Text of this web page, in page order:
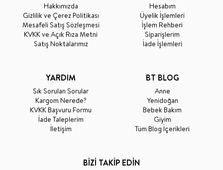
Hakkımızda
Gizlilik ve Çerez Politikası
Mesafeli Satış Sözleşmesi
KVKK ve Açık Rıza Metni
Satış Noktalarımız
Hesabım
Üyelik İşlemleri
İşlem Rehberi
Siparişlerim
İade İşlemleri
YARDIM
Sık Sorulan Sorular
Kargom Nerede?
KVKK Başvuru Formu
İade Taleplerim
İletişim
BT BLOG
Anne
Yenidoğan
Bebek Bakım
Giyim
Tüm Blog İçerikleri
BİZİ TAKİP EDİN